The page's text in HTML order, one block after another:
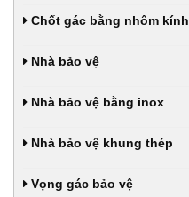
Chốt gác bằng nhôm kính
Nhà bảo vệ
Nhà bảo vệ bằng inox
Nhà bảo vệ khung thép
Vọng gác bảo vệ